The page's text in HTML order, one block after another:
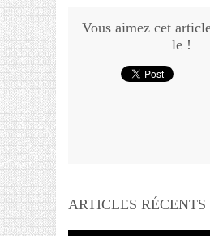
Vous aimez cet
le !
ARTICLES RÉCENTS